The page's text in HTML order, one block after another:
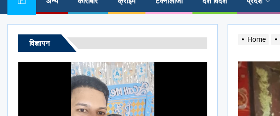
Home
विज्ञापन